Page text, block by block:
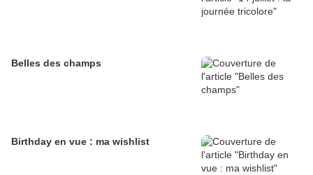
Belles des champs
Birthday en vue : ma wishlist